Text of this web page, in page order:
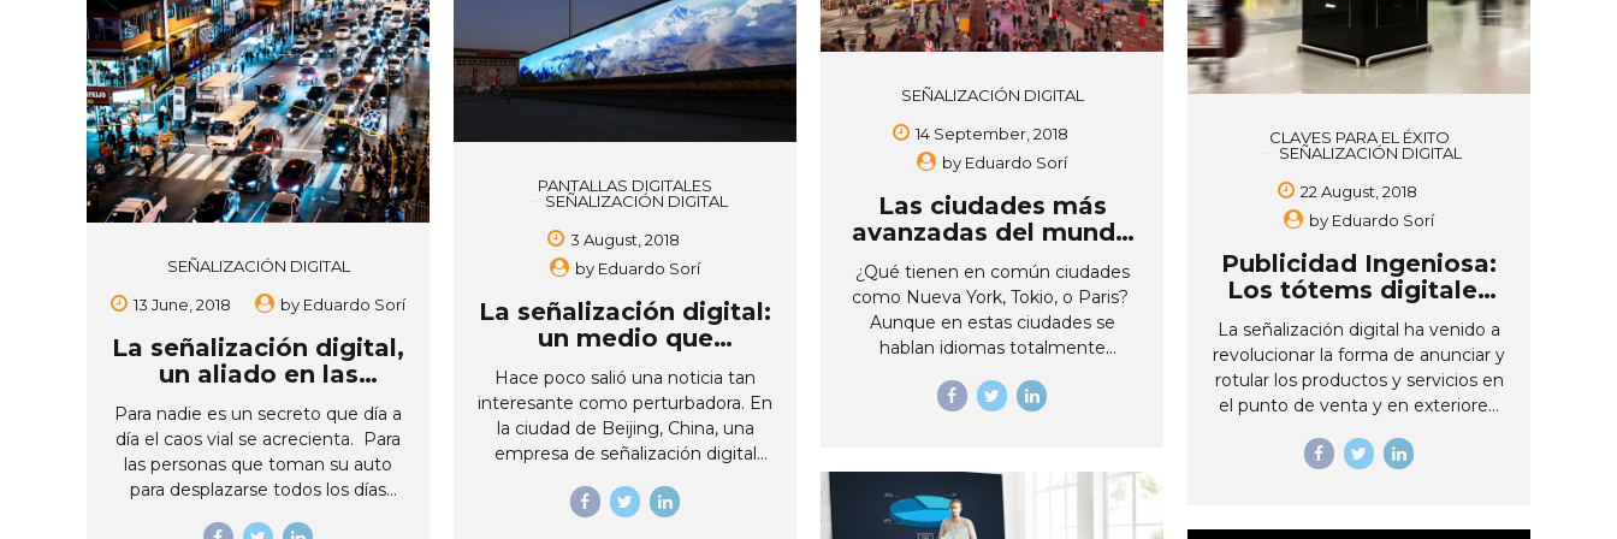
allá? Las pantallas interactivas son
una herramienta que logra
armonizar con cada cliente, cada
momento y cada necesidad,
ofreciendo una respuesta en
tiempo real a sus consultas,...
informados a los empleados y
además evitar inconvenientes.
Muchas veces las empresas dan
por hecho que cuentan con una
comunicación interna eficiente ya
que día...
la unión de pantallas o monitores
profesionales que se logran
sincronizar para mostrar
contenidos útiles y atractivos, y al
mismo tiempo, simular una
pantalla de gran tamaño. La idea
de los sistemas VideoWall es
formar una súper pantalla gigante
sobre una superficie elegida,
dándole a los negocios una
imagen de un altísimo valor
económico. Si se quiere mostrar...
pantallas digitales para
publicidad como una nueva
manera de atraer a los posibles
consumidores. Estas, además de
mostrar el logotipo de la marca,
promociones, videoclips,
mensajes publicitarios, nos ayudan
SEÑALIZACIÓN DIGITAL
14 September, 2018
by Eduardo Sorí
Las ciudades más
avanzadas del mundo
y cómo utilizan
señalización digital.
¿Qué tienen en común ciudades
como Nueva York, Tokio, o Paris?
Aunque en estas ciudades se
hablan idiomas totalmente
en común; el de la señalización
ciudades aún sin haberlas visitado,
gracias a las imágenes de películas
y de publicidad que proyectan, no
CLAVES PARA EL ÉXITO
SEÑALIZACIÓN DIGITAL
22 August, 2018
by Eduardo Sorí
Publicidad Ingeniosa:
Los tótems digitales
como la nueva
solución
La señalización digital ha venido a
revolucionar la forma de anunciar y
rotular los productos y servicios en
el punto de venta y en exteriores,
tradicionales por contenidos
incluso audio. Dentro de la amplia
PANTALLAS DIGITALES
SEÑALIZACIÓN DIGITAL
3 August, 2018
by Eduardo Sorí
La señalización digital:
un medio que
contribuye con el
medio ambiente
Hace poco salió una noticia tan
interesante como perturbadora. En
la ciudad de Beijing, China, una
empresa de señalización digital
Led, en medio de la ciudad, para
SEÑALIZACIÓN DIGITAL
13 June, 2018
by Eduardo Sorí
La señalización digital,
un aliado en las
carreteras
Para nadie es un secreto que día a
día el caos vial se acrecienta. Para
las personas que toman su auto
para desplazarse todos los días